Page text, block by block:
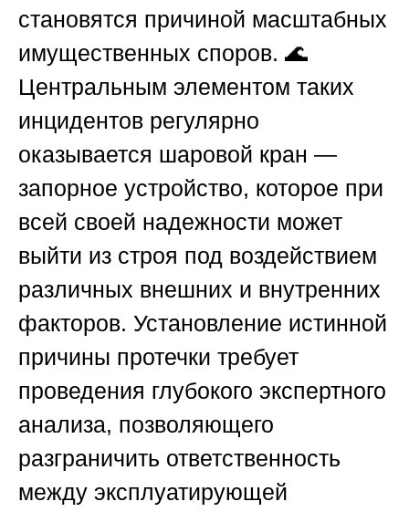
становятся причиной масштабных
имущественных споров. 🌊
Центральным элементом таких
инцидентов регулярно
оказывается шаровой кран —
запорное устройство, которое при
всей своей надежности может
выйти из строя под воздействием
различных внешних и внутренних
факторов. Установление истинной
причины протечки требует
проведения глубокого экспертного
анализа, позволяющего
разграничить ответственность
между эксплуатирующей